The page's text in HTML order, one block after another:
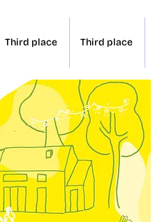
Third place Third place